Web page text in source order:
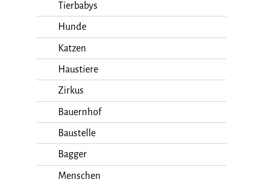
Tierbabys
Hunde
Katzen
Haustiere
Zirkus
Bauernhof
Baustelle
Bagger
Menschen